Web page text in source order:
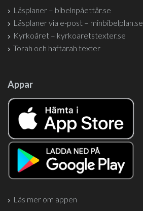
Läsplaner – bibelnpåettår.se
Läsplaner via e-post – minbibelplan.se
Kyrkoåret – kyrkoaretstexter.se
Torah och haftarah texter
Appar
Läs mer om appen